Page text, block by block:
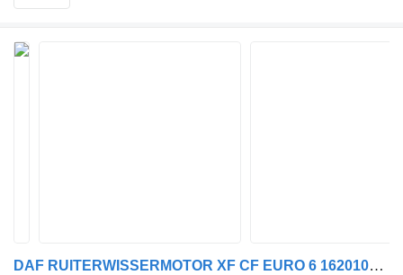
DAF RUITERWISSERMOTOR XF CF EURO 6 1620100 ruitenwissermotor voor trekker